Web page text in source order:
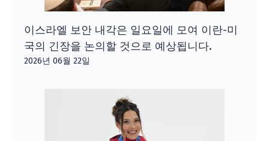
이스라엘 보안 내각은 일요일에 모여 이란-미
국의 긴장을 논의할 것으로 예상됩니다.
2026년 06월 22일